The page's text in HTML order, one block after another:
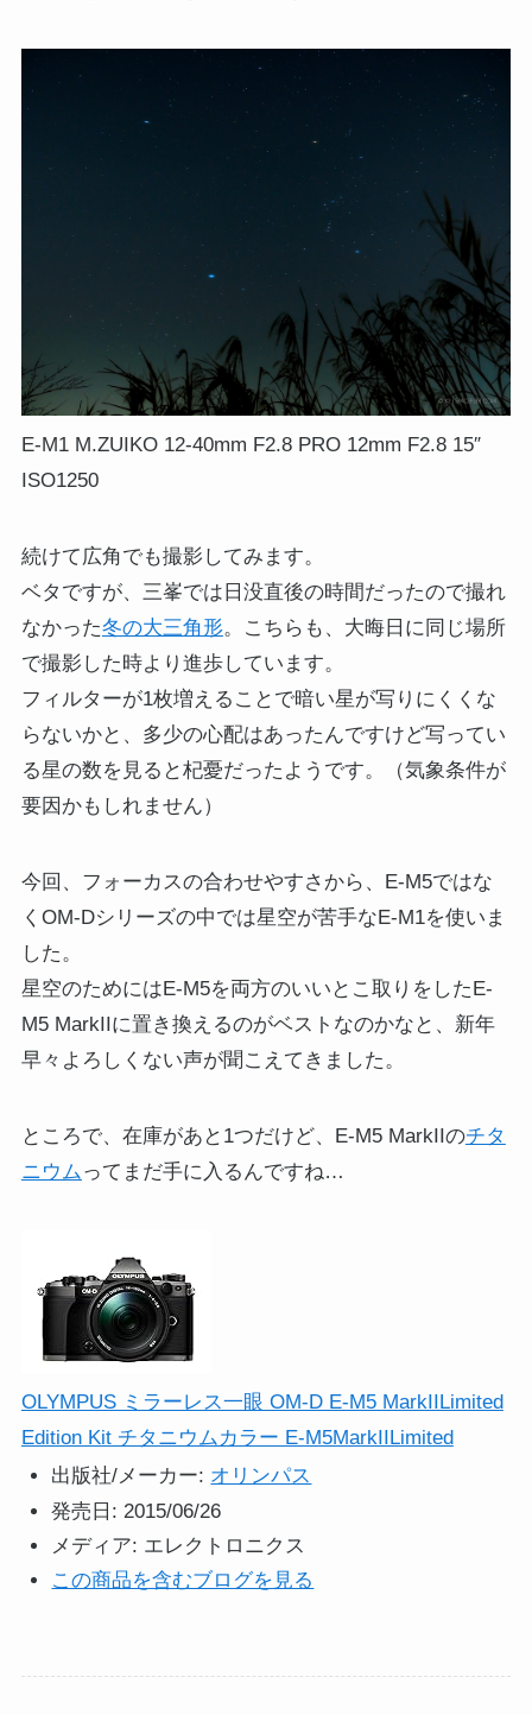
E-M1 M.ZUIKO 12-40mm F2.8 PRO 12mm F2.8 15″
ISO1250
続けて広角でも撮影してみます。
ベタですが、三峯では日没直後の時間だったので撮れ
なかった冬の大三角形。こちらも、大晦日に同じ場所
で撮影した時より進歩しています。
フィルターが1枚増えることで暗い星が写りにくくな
らないかと、多少の心配はあったんですけど写ってい
る星の数を見ると杞憂だったようです。（気象条件が
要因かもしれません）
今回、フォーカスの合わせやすさから、E-M5ではな
くOM-Dシリーズの中では星空が苦手なE-M1を使いま
した。
星空のためにはE-M5を両方のいいとこ取りをしたE-
M5 MarkIIに置き換えるのがベストなのかなと、新年
早々よろしくない声が聞こえてきました。
ところで、在庫があと1つだけど、E-M5 MarkIIのチタ
ニウムってまだ手に入るんですね…
OLYMPUS ミラーレス一眼 OM-D E-M5 MarkIILimited
Edition Kit チタニウムカラー E-M5MarkIILimited
出版社/メーカー: オリンパス
発売日: 2015/06/26
メディア: エレクトロニクス
この商品を含むブログを見る